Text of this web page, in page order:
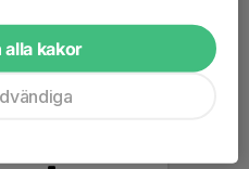
alla kakor